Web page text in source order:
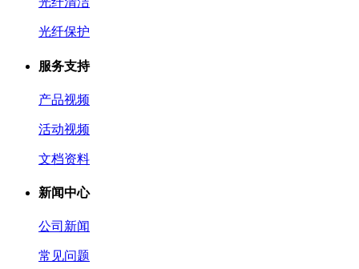
光纤保护
服务支持
产品视频
活动视频
文档资料
新闻中心
公司新闻
常见问题